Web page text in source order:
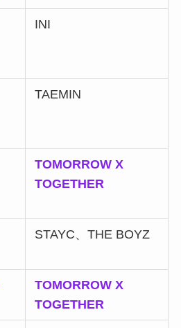
INI
TAEMIN
TOMORROW X
TOGETHER
STAYC、THE BOYZ
TOMORROW X
TOGETHER